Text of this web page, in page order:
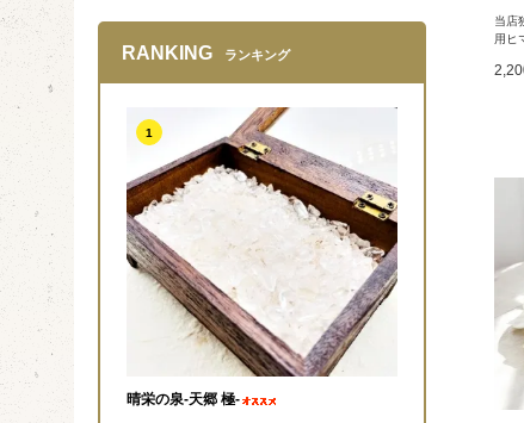
当店
用ヒ
RANKING ランキング
1
晴栄の泉‐天郷 極‐